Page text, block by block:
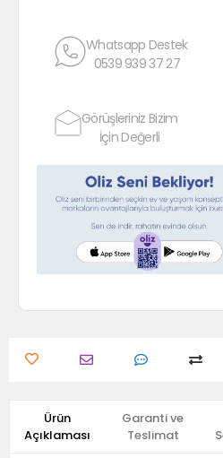
Whatsapp Destek
0539 939 37 27
Görüşleriniz Bizim
İçin Değerli
Ürün
Açıklaması
Garanti ve
Teslimat